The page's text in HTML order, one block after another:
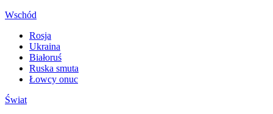
Wschód
Rosja
Ukraina
Białoruś
Ruska smuta
Łowcy onuc
Świat